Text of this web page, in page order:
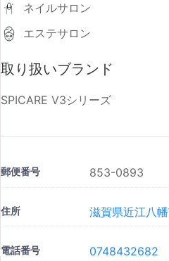
ネイルサロン
エステサロン
取り扱いブランド
SPICARE V3シリーズ
郵便番号 853-0893
住所 滋賀県近江八
電話番号 0748432682